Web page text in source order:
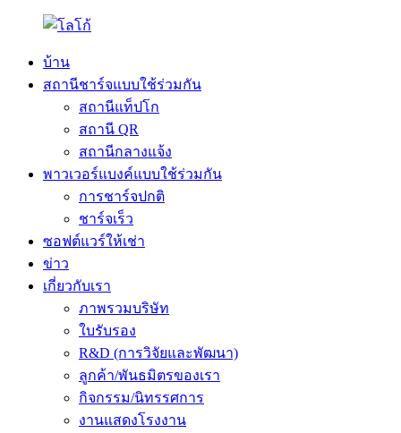
บ้าน
สถานีชาร์จแบบใช้ร่วมกัน
สถานีแท็ปโก
สถานี QR
สถานีกลางแจ้ง
พาวเวอร์แบงค์แบบใช้ร่วมกัน
การชาร์จปกติ
ชาร์จเร็ว
ซอฟต์แวร์ให้เช่า
ข่าว
เกี่ยวกับเรา
ภาพรวมบริษัท
ใบรับรอง
R&D (การวิจัยและพัฒนา)
ลูกค้า/พันธมิตรของเรา
กิจกรรม/นิทรรศการ
งานแสดงโรงงาน